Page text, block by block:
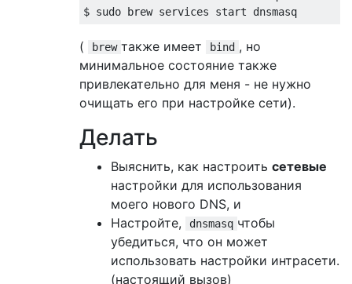
( brew также имеет bind , но
минимальное состояние также
привлекательно для меня - не нужно
очищать его при настройке сети).
Делать
Выяснить, как настроить сетевые
настройки для использования
моего нового DNS, и
Настройте,
dnsmasq чтобы
убедиться, что он может
использовать настройки интрасети.
(настоящий вызов)